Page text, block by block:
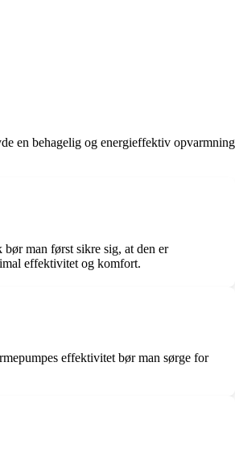
en behagelig og energieffektiv opvarmning
man først sikre sig, at den er
effektivitet og komfort.
effektivitet bør man sørge for